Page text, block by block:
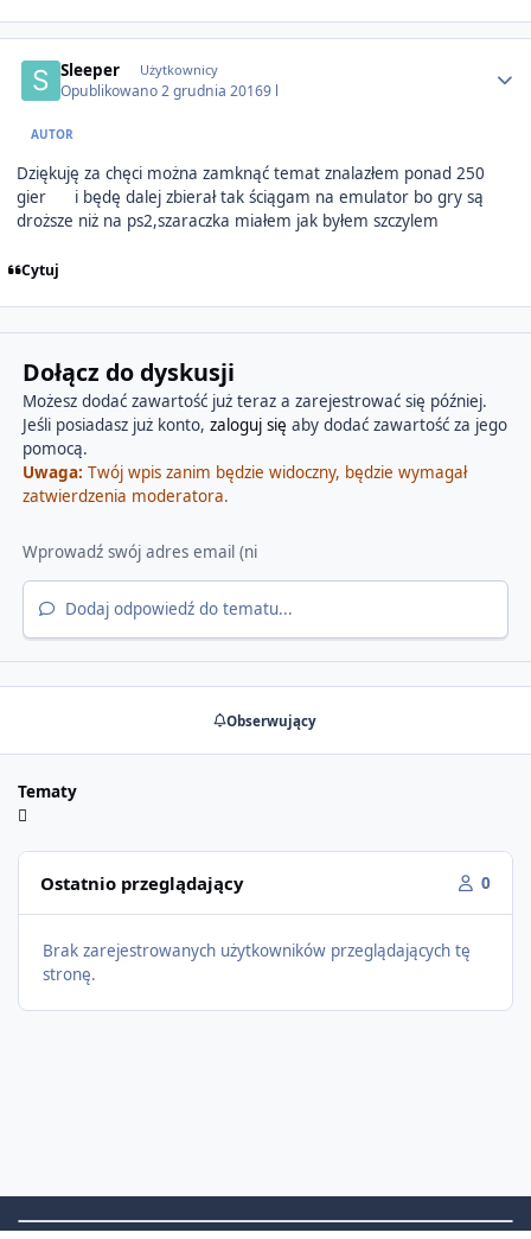
Sleeper Użytkownicy
Opublikowano2 grudnia 20169 l
AUTOR
Dziękuję za chęci można zamknąć temat znalazłem ponad 250
gier
i będę dalej zbierał tak ściągam na emulator bo gry są
droższe niż na ps2,szaraczka miałem jak byłem szczylem
Cytuj
Dołącz do dyskusji
Możesz dodać zawartość już teraz a zarejestrować się później.
Jeśli posiadasz już konto, zaloguj się aby dodać zawartość za jego
pomocą.
Uwaga: Twój wpis zanim będzie widoczny, będzie wymagał
zatwierdzenia moderatora.
Dodaj odpowiedź do tematu...
Obserwujący
Tematy
Ostatnio przeglądający 0
Brak zarejestrowanych użytkowników przeglądających tę
stronę.